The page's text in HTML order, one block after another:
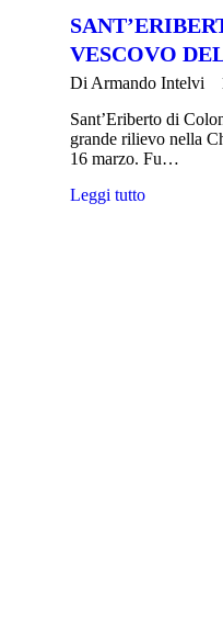
VESCOVO
Di Armando Intelvi
Sant’Eriberto di
grande rilievo nella
16 marzo. Fu…
Leggi tutto